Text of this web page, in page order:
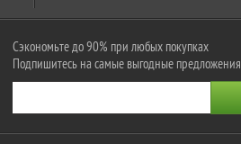
Сэкономьте до 90% при любых покупках
Подпишитесь на самые выгодные предложения